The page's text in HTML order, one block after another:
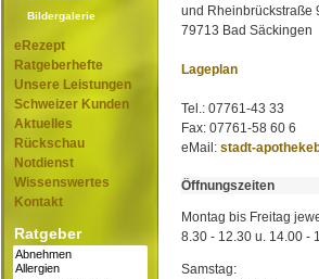
Bildergalerie
eRezept
Ratgeberhefte
Unsere Leistungen
Schweizer Kunden
Aktuelles
Rückschau
Notdienst
Wissenswertes
Kontakt
Ratgeber
und Rheinbrückstraße
79713 Bad Säckingen
Lageplan
Tel.: 07761-43 33
Fax: 07761-58 60 6
eMail: stadt-
Öffnungszeiten
Montag bis Freitag
8.30 - 12.30 u. 14.00 -
Samstag: